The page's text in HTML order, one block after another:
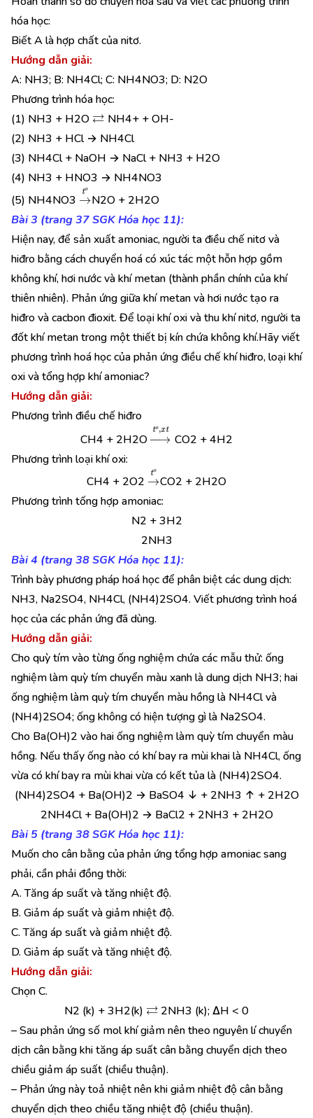
hóa học:
Biết A là hợp chất của nitơ.
Hướng dẫn giải:
A: NH3; B: NH4Cl; C: NH4NO3; D: N2O
Phương trình hóa học:
(1) NH3 + H2O
⇄
NH4+ + OH-
(2) NH3 + HCl → NH4Cl
(3) NH4Cl + NaOH → NaCl + NH3 + H2O
(4) NH3 + HNO3 → NH4NO3
(5) NH4NO3 →to
N2O + 2H2O
Bài 3 (trang 37 SGK Hóa học 11):
Hiện nay, để sản xuất amoniac, người ta điều chế nitơ và
hiđro bằng cách chuyển hoá có xúc tác một hỗn hợp gồm
không khí, hơi nước và khí metan (thành phần chính của khí
thiên nhiên). Phản ứng giữa khí metan và hơi nước tạo ra
hiđro và cacbon đioxit. Để loại khí oxi và thu khí nitơ, người ta
đốt khí metan trong một thiết bị kín chứa không khí.Hãy viết
phương trình hoá học của phản ứng điều chế khí hiđro, loại khí
oxi và tổng hợp khí amoniac?
Hướng dẫn giải:
Phương trình điều chế hiđro
CH4 + 2H2O→to,xt
CO2 + 4H2
Phương trình loại khí oxi:
CH4 + 2O2 →to
CO2 + 2H2O
Phương trình tống hợp amoniac:
N2 + 3H2
2NH3
Bài 4 (trang 38 SGK Hóa học 11):
Trình bày phương pháp hoá học để phân biệt các dung dịch:
NH3, Na2SO4, NH4Cl, (NH4)2SO4. Viết phương trình hoá
học của các phản ứng đã dùng.
Hướng dẫn giải:
Cho quỳ tím vào từng ống nghiệm chứa các mẫu thử: ống
nghiệm làm quỳ tím chuyển màu xanh là dung dịch NH3; hai
ống nghiệm làm quỳ tím chuyển màu hồng là NH4Cl và
(NH4)2SO4; ống không có hiện tượng gì là Na2SO4.
Cho Ba(OH)2 vào hai ống nghiệm làm quỳ tím chuyển màu
hồng. Nếu thấy ống nào có khí bay ra mùi khai là NH4Cl, ống
vừa có khí bay ra mùi khai vừa có kết tủa là (NH4)2SO4.
(NH4)2SO4 + Ba(OH)2 → BaSO4 ↓ + 2NH3 ↑ + 2H2O
2NH4Cl + Ba(OH)2 → BaCl2 + 2NH3 + 2H2O
Bài 5 (trang 38 SGK Hóa học 11):
Muốn cho cân bằng của phản ứng tổng hợp amoniac sang
phải, cần phải đồng thời:
A. Tăng áp suất và tăng nhiệt độ.
B. Giảm áp suất và giảm nhiệt độ.
C. Tăng áp suất và giảm nhiệt độ.
D. Giảm áp suất và tăng nhiệt độ.
Hướng dẫn giải:
Chọn C.
N2 (k) + 3H2(k)
2NH3 (k); ∆H < 0
– Sau phản ứng số mol khí giảm nên theo nguyên lí chuyển
dịch cân bằng khi tăng áp suất cân bằng chuyển dịch theo
chiều giảm áp suất (chiều thuận).
– Phản ứng này toả nhiệt nên khi giảm nhiệt độ cân bằng
chuyển dịch theo chiều tăng nhiệt độ (chiều thuận).